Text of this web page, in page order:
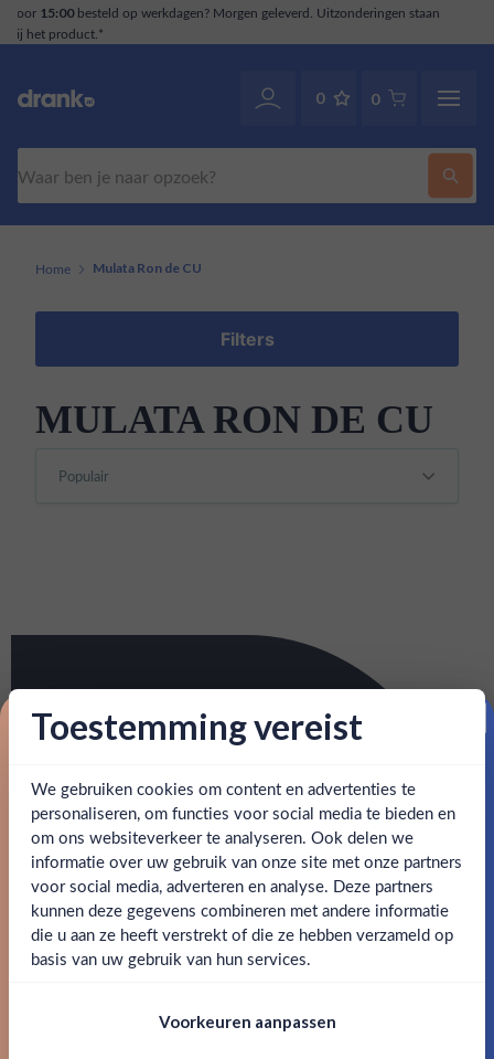
staan
Klantenservice070-2141946. Ook via
0 0
Ben jij 18 jaar of ouder?
Ja Nee
18 jaar of ouder zijn
Home Mulata Ron de CU
Filters
MULATA RON DE CU
Toestemming vereist
We gebruiken cookies om content en advertenties te
personaliseren, om functies voor social media te bieden en
om ons websiteverkeer te analyseren. Ook delen we
informatie over uw gebruik van onze site met onze partners
voor social media, adverteren en analyse. Deze partners
kunnen deze gegevens combineren met andere informatie
die u aan ze heeft verstrekt of die ze hebben verzameld op
basis van uw gebruik van hun services.
Voorkeuren aanpassen
Proost op je eerste korting!
Schrijf je in en ontvang direct 5% korting op je eerste
bestelling.
Email
Claim mijn korting